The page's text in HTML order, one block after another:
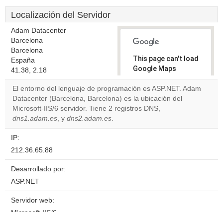
Localización del Servidor
Adam Datacenter
Barcelona
Barcelona
España
41.38, 2.18
This page can't load
Google Maps
correctly.
Do you
own this
El entorno del lenguaje de programación es ASP.NET. Adam
Datacenter (Barcelona, Barcelona) es la ubicación del
Microsoft-IIS/6 servidor. Tiene 2 registros DNS,
dns1.adam.es, y dns2.adam.es.
IP:
212.36.65.88
Desarrollado por:
ASP.NET
Servidor web: